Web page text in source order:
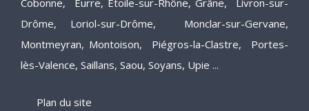
Cobonne, Eurre, Étoile-sur-Rhône, Grâne, Livron-sur-
Drôme, Loriol-sur-Drôme, Monclar-sur-Gervane,
Montmeyran, Montoison, Piégros-la-Clastre, Portes-
lès-Valence, Saillans, Saou, Soyans, Upie ...
Plan du site